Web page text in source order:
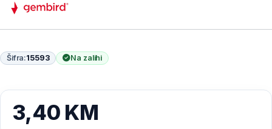
Šifra:15593 Na zalihi
3,40 KM